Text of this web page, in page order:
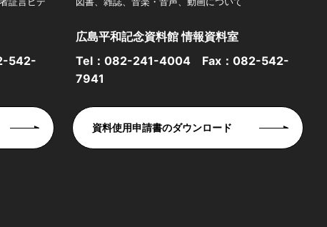
542-
広島平和記念資料館 情報資料室
Tel： 082-241-4004 Fax：082-542-
7941
資料使用申請書のダウンロード